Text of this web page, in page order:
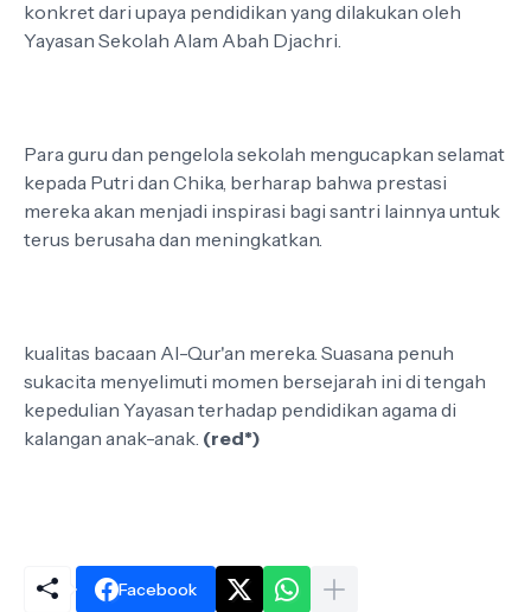
konkret dari upaya pendidikan yang dilakukan oleh
Yayasan Sekolah Alam Abah Djachri.
Para guru dan pengelola sekolah mengucapkan selamat
kepada Putri dan Chika, berharap bahwa prestasi
mereka akan menjadi inspirasi bagi santri lainnya untuk
terus berusaha dan meningkatkan.
kualitas bacaan Al-Qur'an mereka. Suasana penuh
sukacita menyelimuti momen bersejarah ini di tengah
kepedulian Yayasan terhadap pendidikan agama di
kalangan anak-anak. (red*)
Facebook